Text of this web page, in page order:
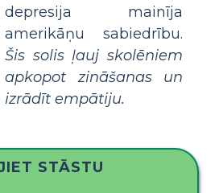
depresija mainīja
amerikāņu sabiedrību.
Šis solis ļauj skolēniem
apkopot zināšanas un
izrādīt empātiju.
STĀSTU